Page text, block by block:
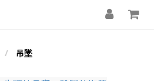
吊墜